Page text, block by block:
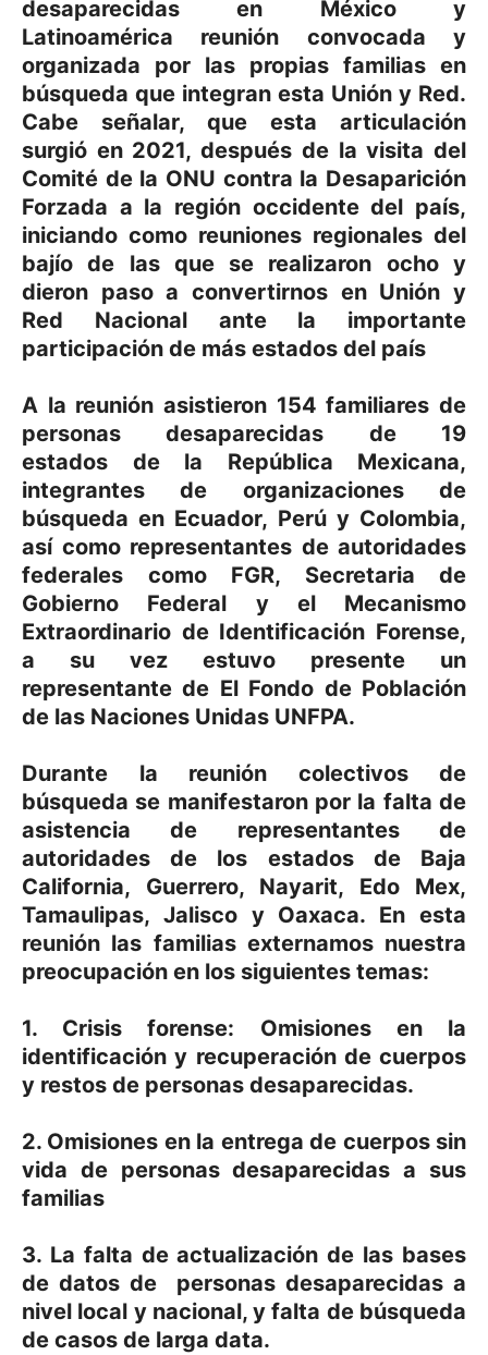
desaparecidas en México y
Latinoamérica reunión convocada y
organizada por las propias familias en
búsqueda que integran esta Unión y Red.
Cabe señalar, que esta articulación
surgió en 2021, después de la visita del
Comité de la ONU contra la Desaparición
Forzada a la región occidente del país,
iniciando como reuniones regionales del
bajío de las que se realizaron ocho y
dieron paso a convertirnos en Unión y
Red Nacional ante la importante
participación de más estados del país
A la reunión asistieron 154 familiares de
personas desaparecidas de 19
estados de la República Mexicana,
integrantes de organizaciones de
búsqueda en Ecuador, Perú y Colombia,
así como representantes de autoridades
federales como FGR, Secretaria de
Gobierno Federal y el Mecanismo
Extraordinario de Identificación Forense,
a su vez estuvo presente un
representante de El Fondo de Población
de las Naciones Unidas UNFPA.
Durante la reunión colectivos de
búsqueda se manifestaron por la falta de
asistencia de representantes de
autoridades de los estados de Baja
California, Guerrero, Nayarit, Edo Mex,
Tamaulipas, Jalisco y Oaxaca. En esta
reunión las familias externamos nuestra
preocupación en los siguientes temas:
1. Crisis forense: Omisiones en la
identificación y recuperación de cuerpos
y restos de personas desaparecidas.
2. Omisiones en la entrega de cuerpos sin
vida de personas desaparecidas a sus
familias
3. La falta de actualización de las bases
de datos de personas desaparecidas a
nivel local y nacional, y falta de búsqueda
de casos de larga data.